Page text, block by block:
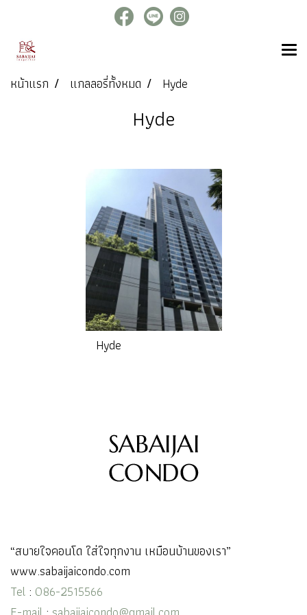
หน้าแรก แกลลอรี่ทั้งหมด Hyde
Hyde
Hyde
“สบายใจคอนโด ใส่ใจทุกงาน เหมือนบ้านของเรา”
www.sabaijaicondo.com
Tel : 086-2515566